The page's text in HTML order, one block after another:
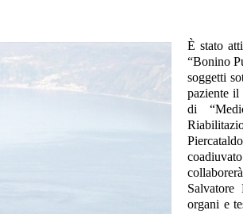
È stato
“Bonino
soggetti
paziente
di
organi e